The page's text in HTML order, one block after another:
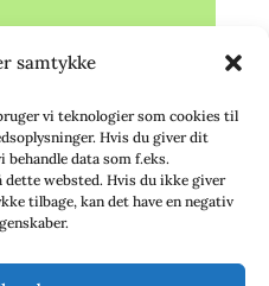
samtykke
vi teknologier som cookies til
Hvis du giver dit
data som f.eks.
websted. Hvis du ikke giver
tilbage, kan det have en negativ
(Ö.)
(ÖC)